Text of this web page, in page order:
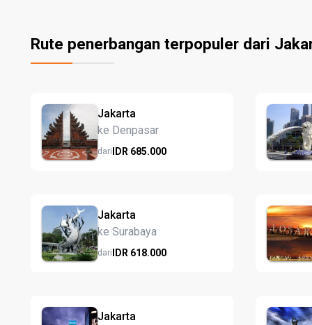
Rute penerbangan terpopuler dari
Jakarta
ke Denpasar
dariIDR 685.000
Jakarta
ke Surabaya
dariIDR 618.000
Jakarta